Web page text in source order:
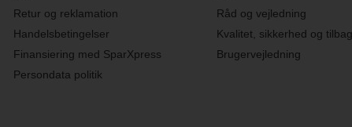
Retur og reklamation
Handelsbetingelser
Finansiering med SparXpress
Persondata politik
Råd og vejledning
Kvalitet, sikkerhed og
Brugervejledning